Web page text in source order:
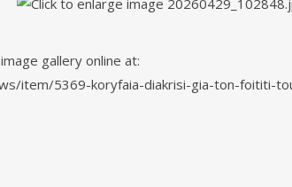
gallery online at:
item/5369-koryfaia-diakrisi-gia-ton-foititi-